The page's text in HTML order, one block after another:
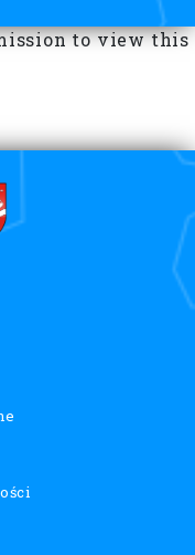
to view this